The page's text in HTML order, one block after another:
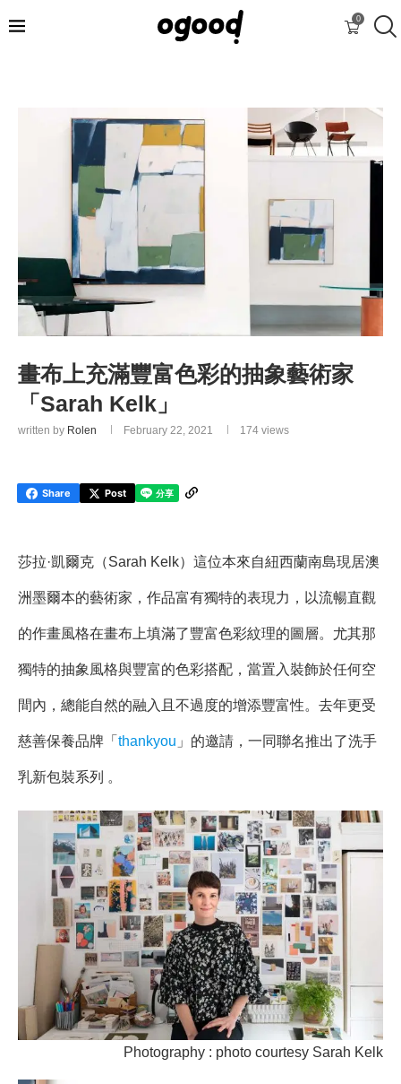
0
畫布上充滿豐富色彩的抽象藝術家
「Sarah Kelk」
written by Rolen February 22, 2021 174 views
Share Post
莎拉·凱爾克（Sarah Kelk）這位本來自紐西蘭南島現居澳
洲墨爾本的藝術家，作品富有獨特的表現力，以流暢直觀
的作畫風格在畫布上填滿了豐富色彩紋理的圖層。尤其那
獨特的抽象風格與豐富的色彩搭配，當置入裝飾於任何空
間內，總能自然的融入且不過度的增添豐富性。去年更受
慈善保養品牌「 thankyou 」的邀請，一同聯名推出了洗手
乳新包裝系列 。
Photography : photo courtesy Sarah Kelk